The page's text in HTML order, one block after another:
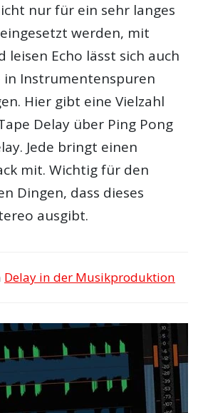
nur für ein sehr langes
werden, mit
leisen Echo lässt sich auch
in Instrumentenspuren
Hier gibt eine Vielzahl
Delay über Ping Pong
Jede bringt einen
mit. Wichtig für den
Dingen, dass dieses
ausgibt.
Delay in der Musikproduktion